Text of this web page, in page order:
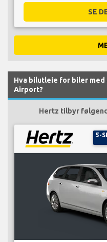
SE
Hva bilutleie for biler
Airport?
Hertz tilbyr
5-